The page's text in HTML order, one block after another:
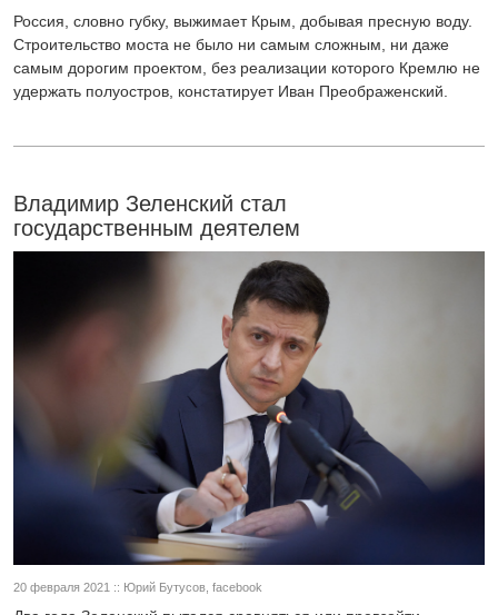
Россия, словно губку, выжимает Крым, добывая пресную воду.
Строительство моста не было ни самым сложным, ни даже
самым дорогим проектом, без реализации которого Кремлю не
удержать полуостров, констатирует Иван Преображенский.
Владимир Зеленский стал
государственным деятелем
20 февраля 2021 :: Юрий Бутусов, facebook